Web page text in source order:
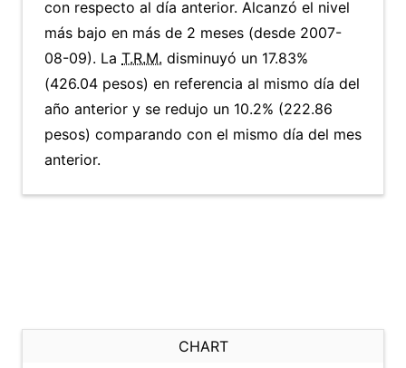
con respecto al día anterior. Alcanzó el nivel
más bajo en más de 2 meses (desde 2007-
08-09). La T.R.M. disminuyó un 17.83%
(426.04 pesos) en referencia al mismo día del
año anterior y se redujo un 10.2% (222.86
pesos) comparando con el mismo día del mes
anterior.
CHART